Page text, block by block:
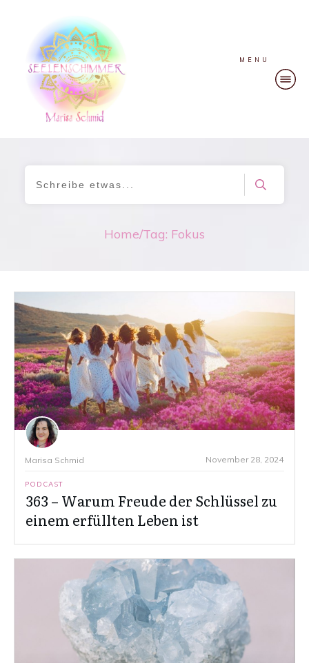
MENU
Home/Tag: Fokus
Marisa Schmid November 28, 2024
PODCAST
363 – Warum Freude der Schlüssel zu
einem erfüllten Leben ist